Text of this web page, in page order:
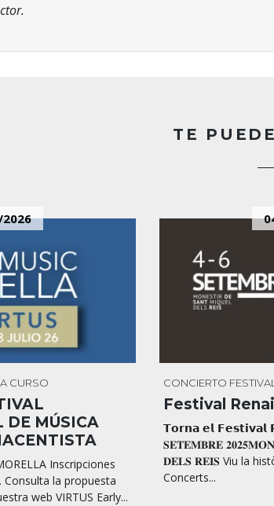
TE
CURSO
DE MÚSICA
Inscripciones
Consulta la propuesta
web VIRTUS Early...
CONCIERTO FESTIVAL
Festival
𝗧𝗼𝗿𝗻𝗮 𝗲𝗹
𝐒𝐄𝐓𝐄𝐌𝐁𝐑𝐄
𝐃𝐄𝐋𝐒 𝐑𝐄𝐈𝐒 Viu la
Concerts...